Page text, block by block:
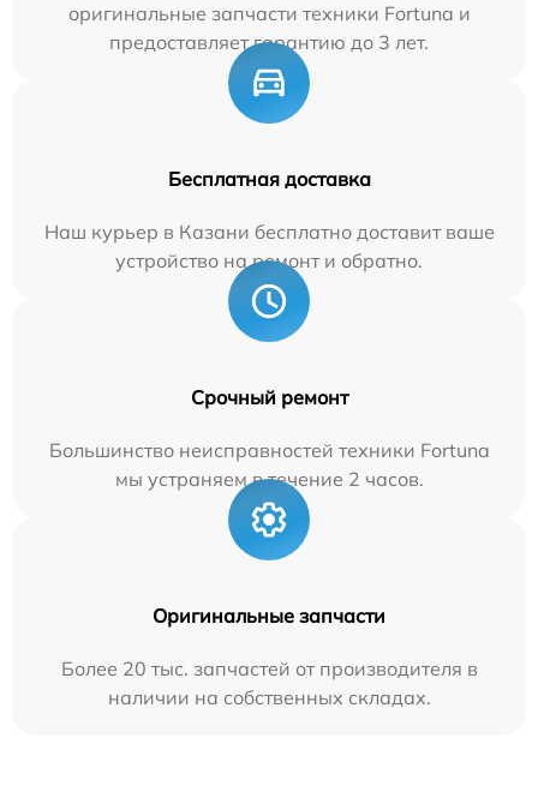
оригинальные запчасти техники Fortuna и
предоставляет гарантию до 3 лет.
Бесплатная доставка
Наш курьер в Казани бесплатно доставит ваше
устройство на ремонт и обратно.
Срочный ремонт
Большинство неисправностей техники Fortuna
мы устраняем в течение 2 часов.
Оригинальные запчасти
Более 20 тыс. запчастей от производителя в
наличии на собственных складах.